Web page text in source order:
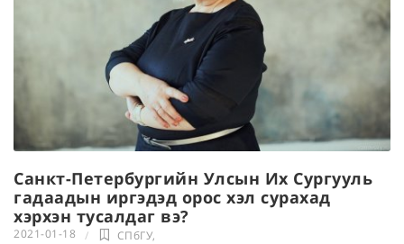
Санкт-Петербургийн Улсын Их Сургууль
гадаадын иргэдэд орос хэл сурахад
хэрхэн тусалдаг вэ?
2021-01-18 СПбГУ,